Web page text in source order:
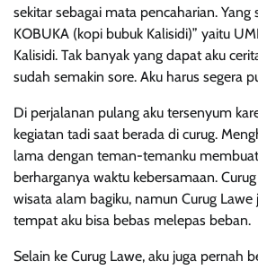
sekitar sebagai mata pencaharian. Yang
KOBUKA (kopi bubuk Kalisidi)” yaitu
Kalisidi. Tak banyak yang dapat aku
sudah semakin sore. Aku harus segera
Di perjalanan pulang aku tersenyum
kegiatan tadi saat berada di curug.
lama dengan teman-temanku
berharganya waktu kebersamaan.
wisata alam bagiku, namun Curug Lawe
tempat aku bisa bebas melepas beban.
Selain ke Curug Lawe, aku juga pernah